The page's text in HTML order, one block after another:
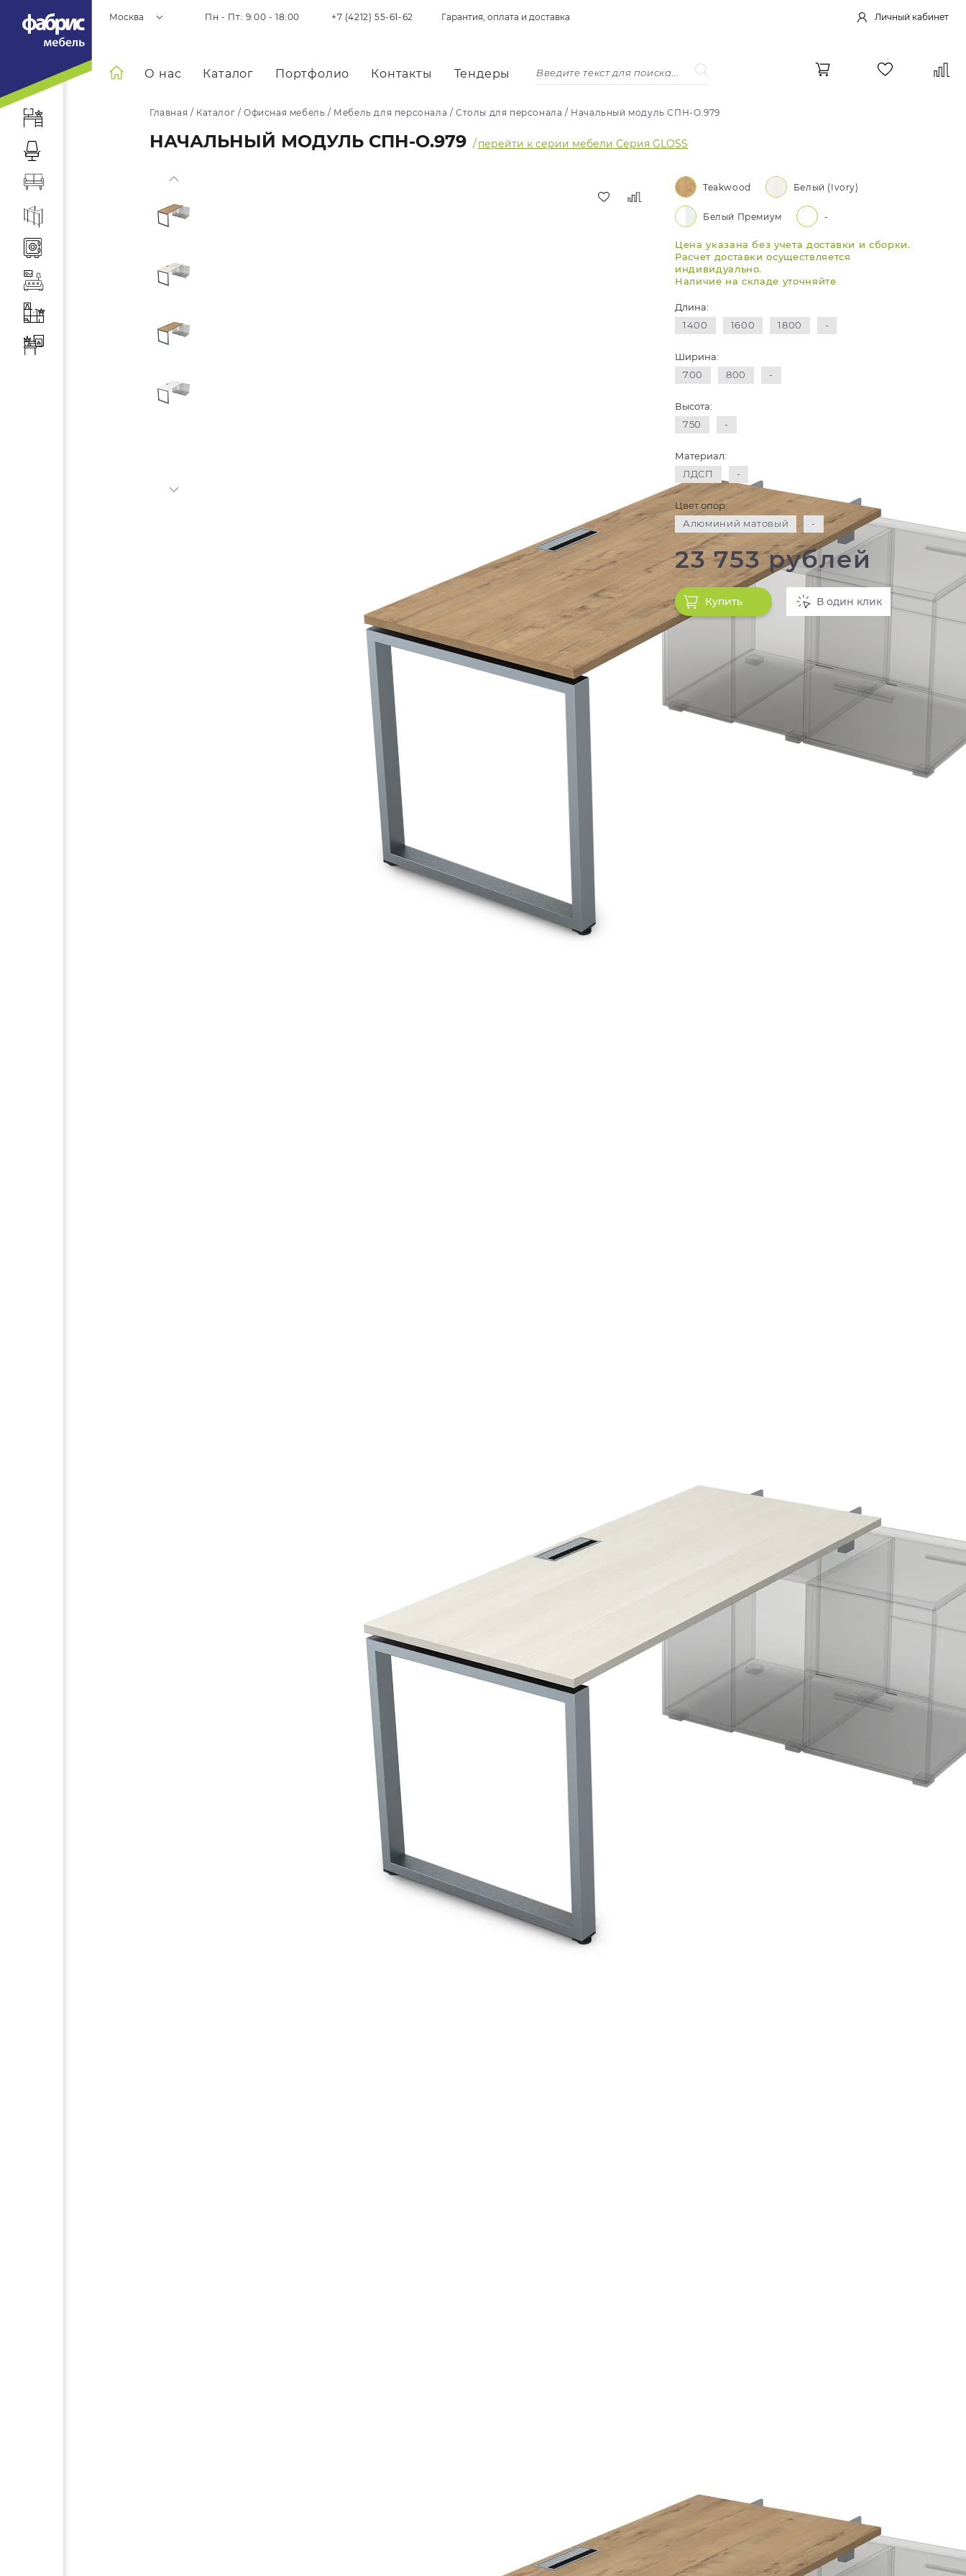
Москва Пн - Пт: 9:00 - 18:00 +7 (4212) 55-61-62 Гарантия, оплата и доставка Личный кабинет
О нас Каталог Портфолио Контакты Тендеры
Главная / Каталог /Офисная мебель / Мебель для персонала /Столы для персонала / Начальный модуль СПН-О.979
НАЧАЛЬНЫЙ МОДУЛЬ СПН-О.979 /перейти к серии мебели Серия GLOSS
Teakwood Белый (Ivory)
Белый Премиум -
Цена указана без учета доставки и сборки.
Расчет доставки осуществляется
индивидуально.
Наличие на складе уточняйте
Длина:
1400
1600 1800 -
Ширина:
700
800 -
Высота:
750
-
Материал:
ЛДСП
-
Цвет опор:
Алюминий матовый
-
23 753 рублей
Купить В один клик